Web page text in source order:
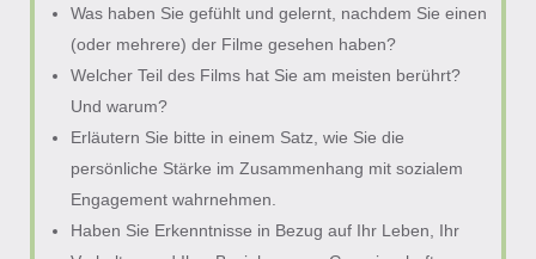
Was haben Sie gefühlt und gelernt, nachdem Sie einen
(oder mehrere) der Filme gesehen haben?
Welcher Teil des Films hat Sie am meisten berührt?
Und warum?
Erläutern Sie bitte in einem Satz, wie Sie die
persönliche Stärke im Zusammenhang mit sozialem
Engagement wahrnehmen.
Haben Sie Erkenntnisse in Bezug auf Ihr Leben, Ihr